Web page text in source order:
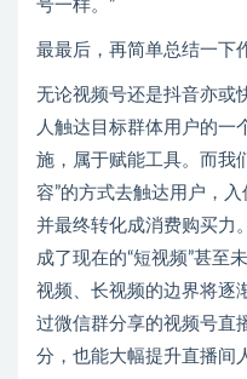
号一样。”
最最后，再简单总结一下
无论视频号还是抖音亦或
人触达目标群体用户的一
施，属于赋能工具。而我
容”的方式去触达用户，
并最终转化成消费购买力
成了现在的“短视频”甚至
视频、长视频的边界将逐
过微信群分享的视频号直
分，也能大幅提升直播间